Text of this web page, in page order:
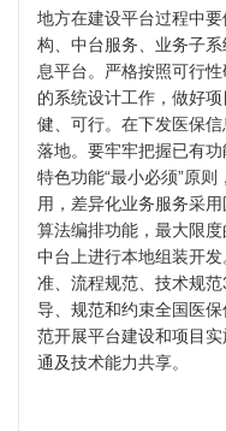
地方在建设平台过程中
构、中台服务、业务子
息平台。严格按照可行
的系统设计工作，做好
健、可行。在下发医保
落地。要牢牢把握已有功
特色功能“最小必须”原
用，差异化业务服务采
算法编排功能，最大限
中台上进行本地组装开
准、流程规范、技术规
导、规范和约束全国医
范开展平台建设和项目
通及技术能力共享。